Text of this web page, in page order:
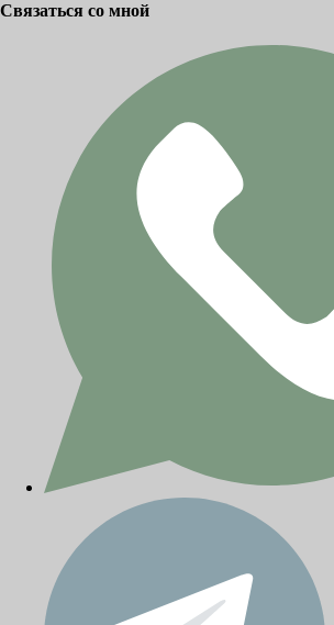
Связаться со мной